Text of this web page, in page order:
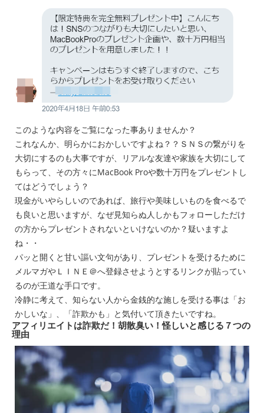
このような内容をご覧になった事ありませんか？
これなんか、明らかにおかしいですよね？？ＳＮＳの繋がりを
大切にするのも大事ですが、リアルな友達や家族を大切にして
もらって、その方々にMacBook Proや数十万円をプレゼントし
てはどうでしょう？
現金がいやらしいのであれば、旅行や美味しいものを食べるで
も良いと思いますが、なぜ見知らぬ人しかもフォローしただけ
の方からプレゼントされないといけないのか？疑いますよ
ね・・
パッと開くと甘い謳い文句があり、プレゼントを受けるために
メルマガやＬＩＮＥ＠へ登録させようとするリンクが貼ってい
るのが王道な手口です。
冷静に考えて、知らない人から金銭的な施しを受ける事は「お
かしいな」、「詐欺かも」と気付いて頂きたいですね。
アフィリエイトは詐欺だ！胡散臭い！怪しいと感じる７つの
理由